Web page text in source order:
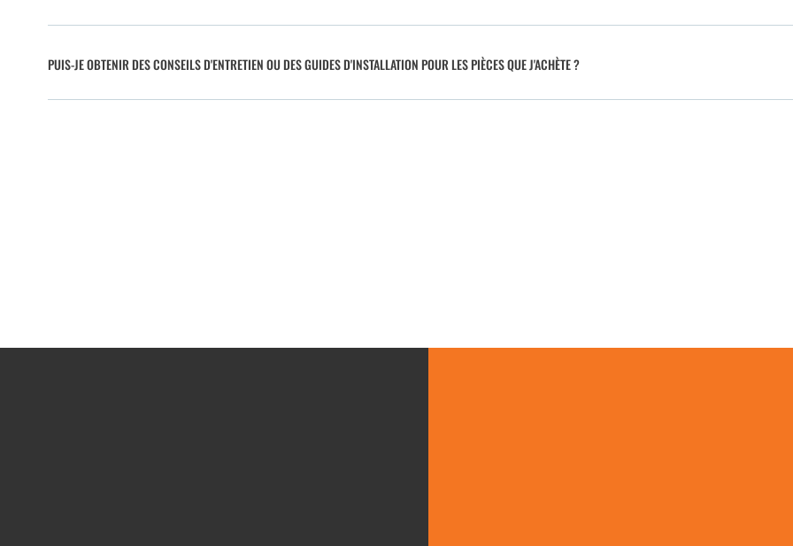
PUIS-JE OBTENIR DES CONSEILS D'ENTRETIEN OU DES GUIDES D'INSTALLATION POUR LES PIÈCES QUE J'ACHÈTE ?